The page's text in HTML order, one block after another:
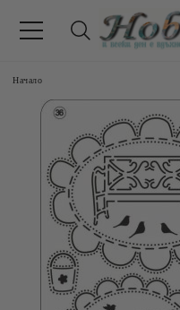
Начало